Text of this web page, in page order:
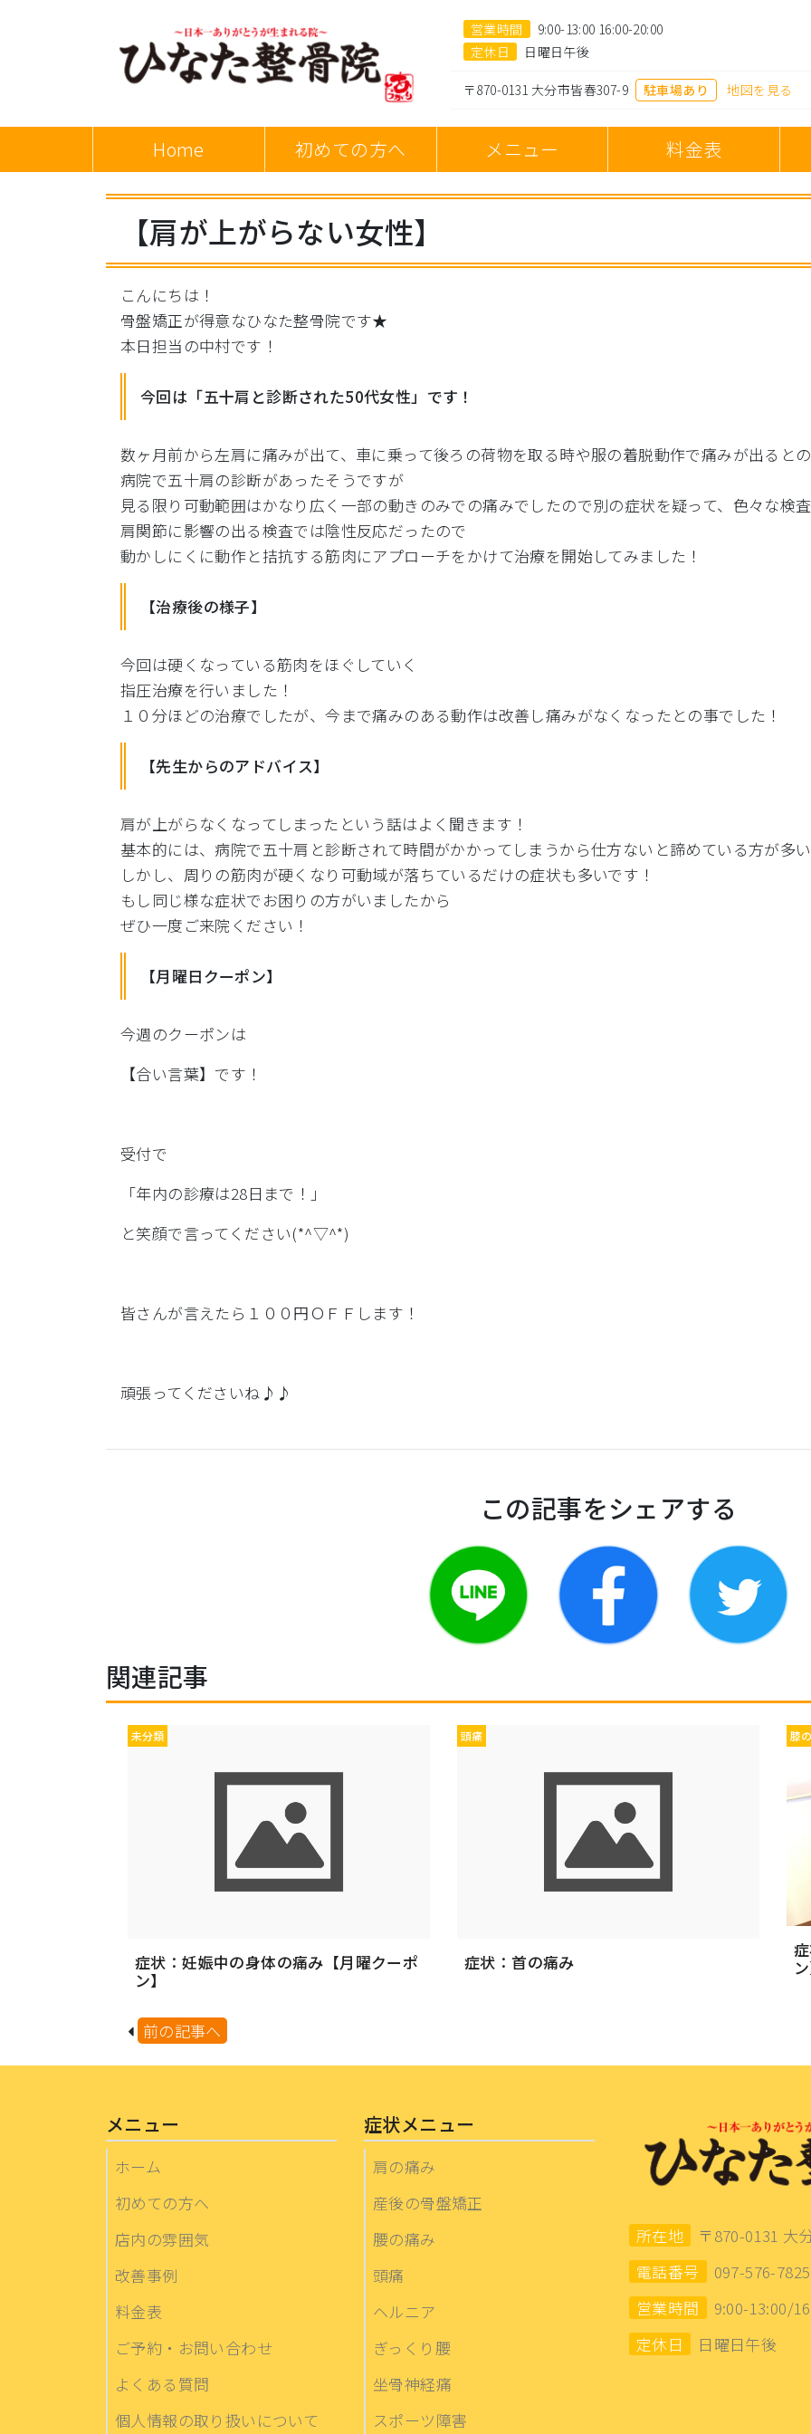
営業時間
9:00-13:00 16:00-20:00
定休日
日曜日午後
〒870-0131 大分市皆春307-9 駐車場あり 地図を見る
Home 初めての方へ メニュー 料金表
【肩が上がらない女性】
こんにちは！
骨盤矯正が得意なひなた整骨院です★
本日担当の中村です！
今回は「五十肩と診断された50代女性」です！
数ヶ月前から左肩に痛みが出て、車に乗って後ろの荷物を取る時や服の着脱動作で痛みが出ると
病院で五十肩の診断があったそうですが
見る限り可動範囲はかなり広く一部の動きのみでの痛みでしたので別の症状を疑って、色々な検
肩関節に影響の出る検査では陰性反応だったので
動かしにくに動作と拮抗する筋肉にアプローチをかけて治療を開始してみました！
【治療後の様子】
今回は硬くなっている筋肉をほぐしていく
指圧治療を行いました！
１０分ほどの治療でしたが、今まで痛みのある動作は改善し痛みがなくなったとの事でした！
【先生からのアドバイス】
肩が上がらなくなってしまったという話はよく聞きます！
基本的には、病院で五十肩と診断されて時間がかかってしまうから仕方ないと諦めている方が多
しかし、周りの筋肉が硬くなり可動域が落ちているだけの症状も多いです！
もし同じ様な症状でお困りの方がいましたから
ぜひ一度ご来院ください！
【月曜日クーポン】
今週のクーポンは
【合い言葉】です！
受付で
「年内の診療は28日まで！」
と笑顔で言ってください(*^▽^*)
皆さんが言えたら１００円ＯＦＦします！
頑張ってくださいね♪♪
この記事をシェアする
関連記事
未分類
症状：妊娠中の身体の痛み【月曜クーポ
ン】
頭痛
症状：首の痛み
膝
前の記事へ
メニュー
ホーム
初めての方へ
店内の雰囲気
改善事例
料金表
ご予約・お問い合わせ
よくある質問
個人情報の取り扱いについて
症状メニュー
肩の痛み
産後の骨盤矯正
腰の痛み
頭痛
ヘルニア
ぎっくり腰
坐骨神経痛
スポーツ障害
所在地
〒870-0131 大
電話番号
097-576-7825
営業時間
9:00-13:00/
定休日
日曜日午後